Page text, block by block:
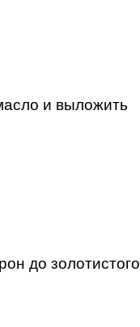
и выложить
до золотистого